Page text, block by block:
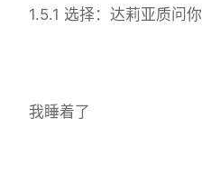
1.5.1 选择：达莉亚质问你
我睡着了